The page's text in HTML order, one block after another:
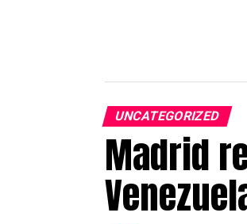
UNCATEGORIZED
Madrid